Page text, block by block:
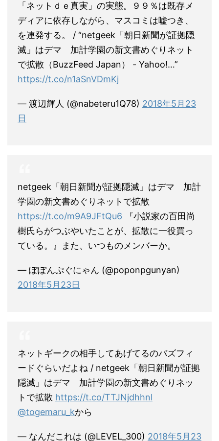
「ネットｄｅ真実」の実態。９９％は既存メ
ディアに依存しながら、マスコミは嘘つき、
を連発する。 / “netgeek「朝日新聞が証拠隠
滅」はデマ 加計学園の新文書めぐりネット
で拡散（BuzzFeed Japan） - Yahoo!…”
https://t.co/n1aSnVDmKj
— 渡辺輝人 (@nabeteru1Q78) 2018年5月23
日
netgeek「朝日新聞が証拠隠滅」はデマ 加計
学園の新文書めぐりネットで拡散
https://t.co/m9A9JFtQu6 『小説家の百田尚
樹氏らがつぶやいたことが、拡散に一役買っ
ている。』また、いつものメンバーか。
— ぽぽんぷぐにゃん (@poponpgunyan)
2018年5月23日
ネットギークの相手してあげてるのバズフィ
ードぐらいだよね / netgeek「朝日新聞が証拠
隠滅」はデマ 加計学園の新文書めぐりネッ
トで拡散 https://t.co/TTJNjdhhnl
@togemaru_kから
— なんだこれは (@LEVEL_300) 2018年5月23